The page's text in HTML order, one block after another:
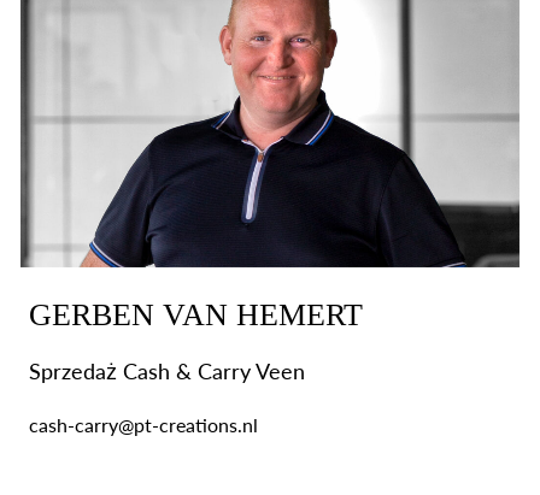
GERBEN VAN HEMERT
Sprzedaż Cash & Carry Veen
cash-carry@pt-creations.nl